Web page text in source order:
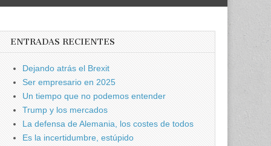
ENTRADAS RECIENTES
Dejando atrás el Brexit
Ser empresario en 2025
Un tiempo que no podemos entender
Trump y los mercados
La defensa de Alemania, los costes de todos
Es la incertidumbre, estúpido